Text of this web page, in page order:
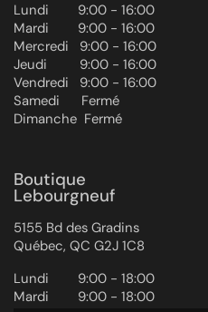
Lundi ‎ ‎ ‎ ‎ ‎ ‎ ‎ 9:00 - 16:00
Mardi ‎ ‎ ‎ ‎ ‎ ‎ ‎ 9:00 - 16:00
Mercredi ‎ ‎‎ 9:00 - 16:00
Jeudi ‎ ‎ ‎ ‎ ‎ ‎ ‎ ‎ 9:00 - 16:00
Vendredi ‎ ‎ ‎9:00 - 16:00
Samedi ‎ ‎ ‎ ‎ ‎ Fermé
Dimanche ‎ Fermé
Boutique
Lebourgneuf
5155 Bd des Gradins
Québec, QC G2J 1C8
Lundi ‎ ‎ ‎ ‎ ‎ ‎ ‎ 9:00 - 18:00
Mardi ‎ ‎ ‎ ‎ ‎ ‎ ‎ 9:00 - 18:00